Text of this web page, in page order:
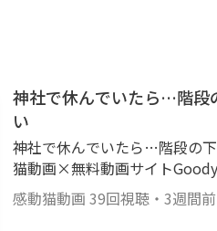
神社で休んでいたら…階段
い
神社で休んでいたら…階段の下
猫動画×無料動画サイト
【感動猫動画Special
ドも行ってます。 ぜひご覧く
感動猫動画 39回視聴 ・ 3週間前